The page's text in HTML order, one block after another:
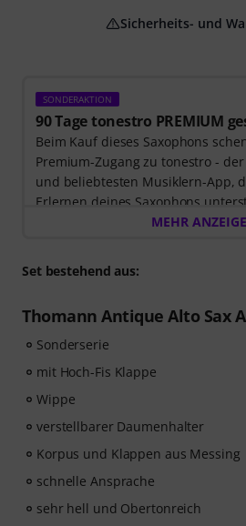
SONDERAKTION
90 Tage tonestro PREMIUM
Beim Kauf dieses Saxophons
Premium-Zugang zu tonestro -
und beliebtesten Musiklern-App,
Erlernen deines Saxophons
zum Vergnügen wird. Entdecke
Songs mit hochwertiger
270 zielgerichteten Übungen
beim Spielen zu, analysiert jeden
gibt dir unmittelbar Rückmeldung
Saxophonfähigkeiten flexibel,
zu entwickeln – zu jeder Zeit, an
automatische Verlängerung!
MEHR
Set bestehend aus:
Thomann Antique Alto Sax
Sonderserie
mit Hoch-Fis Klappe
Wippe
verstellbarer Daumenhalter
Korpus und Klappen aus Messing
schnelle Ansprache
sehr hell und Obertonreich
Sicherheits- und